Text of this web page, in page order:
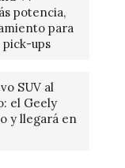
potencia,
para
pick-ups
SUV al
el Geely
y llegará en